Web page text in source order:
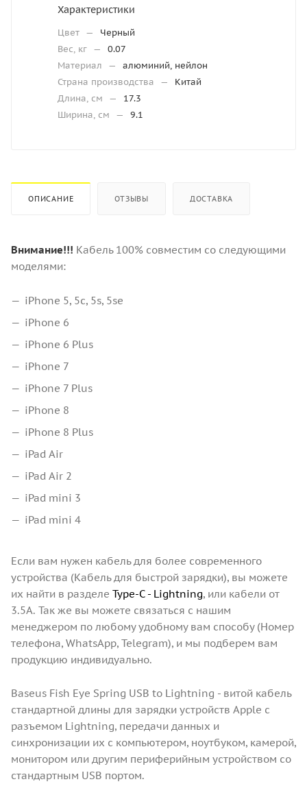
Характеристики
Цвет —
Черный
Вес, кг —
0.07
Материал
—
алюминий, нейлон
Страна производства
—
Китай
Длина, см
—
17.3
Ширина, см
— 9.1
ОПИСАНИЕ ОТЗЫВЫ ДОСТАВКА
Внимание!!! Кабель 100% совместим со следующими
моделями:
iPhone 5, 5c, 5s, 5se
iPhone 6
iPhone 6 Plus
iPhone 7
iPhone 7 Plus
iPhone 8
iPhone 8 Plus
iPad Air
iPad Air 2
iPad mini 3
iPad mini 4
Если вам нужен кабель для более современного
устройства (Кабель для быстрой зарядки), вы можете
их найти в разделе Type-C - Lightning, или кабели от
3.5A. Так же вы можете связаться с нашим
менеджером по любому удобному вам способу (Номер
телефона, WhatsApp, Telegram), и мы подберем вам
продукцию индивидуально.
Baseus Fish Eye Spring USB to Lightning - витой кабель
стандартной длины для зарядки устройств Apple с
разъемом Lightning, передачи данных и
синхронизации их с компьютером, ноутбуком, камерой,
монитором или другим периферийным устройством со
стандартным USB портом.